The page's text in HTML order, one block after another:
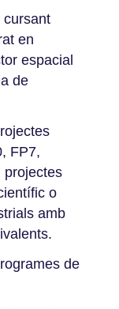
cursant
en
espacial
de
FP7,
projectes
o
amb
de